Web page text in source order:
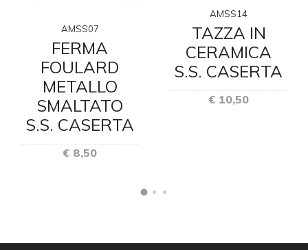
AMSS07
FERMA
FOULARD
METALLO
SMALTATO
S.S. CASERTA
€ 8,50
AMSS14
TAZZA IN
CERAMICA
S.S. CASERTA
€ 10,50